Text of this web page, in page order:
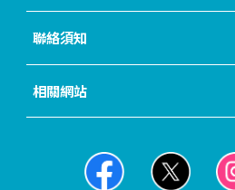
聯絡須知
相關網站